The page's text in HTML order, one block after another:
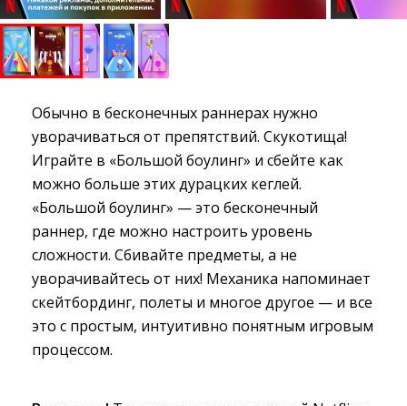
Обычно в бесконечных раннерах нужно
уворачиваться от препятствий. Скукотища!
Играйте в «Большой боулинг» и сбейте как
можно больше этих дурацких кеглей.
«Большой боулинг» — это бесконечный
раннер, где можно настроить уровень
сложности. Сбивайте предметы, а не
уворачивайтесь от них! Механика напоминает
скейтбординг, полеты и многое другое — и все
это с простым, интуитивно понятным игровым
процессом.